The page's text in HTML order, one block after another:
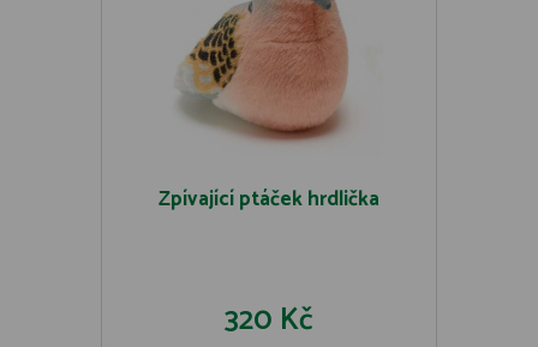
Zpívající ptáček hrdlička
320 Kč